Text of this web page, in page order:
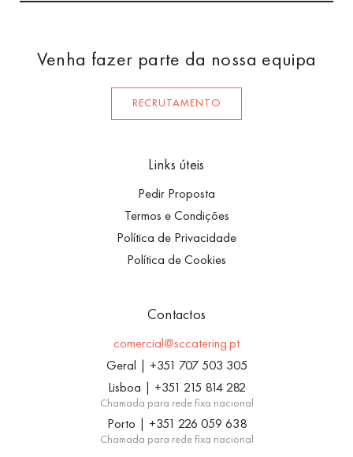
Venha fazer parte da nossa equipa
RECRUTAMENTO
Links úteis
Pedir Proposta
Termos e Condições
Política de Privacidade
Política de Cookies
Contactos
comercial@sccatering.pt
Geral | +351 707 503 305
Lisboa | +351 215 814 282
Chamada para rede fixa nacional
Porto | +351 226 059 638
Chamada para rede fixa nacional